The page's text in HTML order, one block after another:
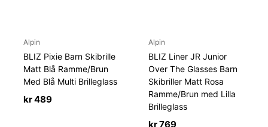
Alpin
BLIZ Pixie Barn Skibrille
Matt Blå Ramme/Brun
Med Blå Multi Brilleglass
kr489
Alpin
BLIZ Liner JR Junior
Over The Glasses Barn
Skibriller Matt Rosa
Ramme/Brun med Lilla
Brilleglass
kr769